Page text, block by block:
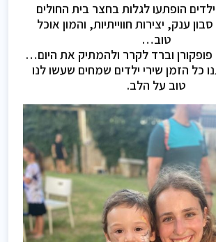
הופתעו לגלות בחצר בית החולים
ענק, יצירות חווייתיות, והמון אוכל
טוב…
וברד לקרר ולהמתיק את היום…
כל הזמן שירי ילדים שמחים שעשו לנו
טוב על הלב.